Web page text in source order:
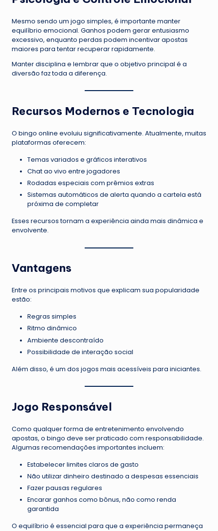
Mesmo sendo um jogo simples, é importante manter
equilíbrio emocional. Ganhos podem gerar entusiasmo
excessivo, enquanto perdas podem incentivar apostas
maiores para tentar recuperar rapidamente.
Manter disciplina e lembrar que o objetivo principal é a
diversão faz toda a diferença.
Recursos Modernos e Tecnologia
O bingo online evoluiu significativamente. Atualmente, muitas
plataformas oferecem:
Temas variados e gráficos interativos
Chat ao vivo entre jogadores
Rodadas especiais com prêmios extras
Sistemas automáticos de alerta quando a cartela está
próxima de completar
Esses recursos tornam a experiência ainda mais dinâmica e
envolvente.
Vantagens
Entre os principais motivos que explicam sua popularidade
estão:
Regras simples
Ritmo dinâmico
Ambiente descontraído
Possibilidade de interação social
Além disso, é um dos jogos mais acessíveis para iniciantes.
Jogo Responsável
Como qualquer forma de entretenimento envolvendo
apostas, o bingo deve ser praticado com responsabilidade.
Algumas recomendações importantes incluem:
Estabelecer limites claros de gasto
Não utilizar dinheiro destinado a despesas essenciais
Fazer pausas regulares
Encarar ganhos como bônus, não como renda
garantida
O equilíbrio é essencial para que a experiência permaneça